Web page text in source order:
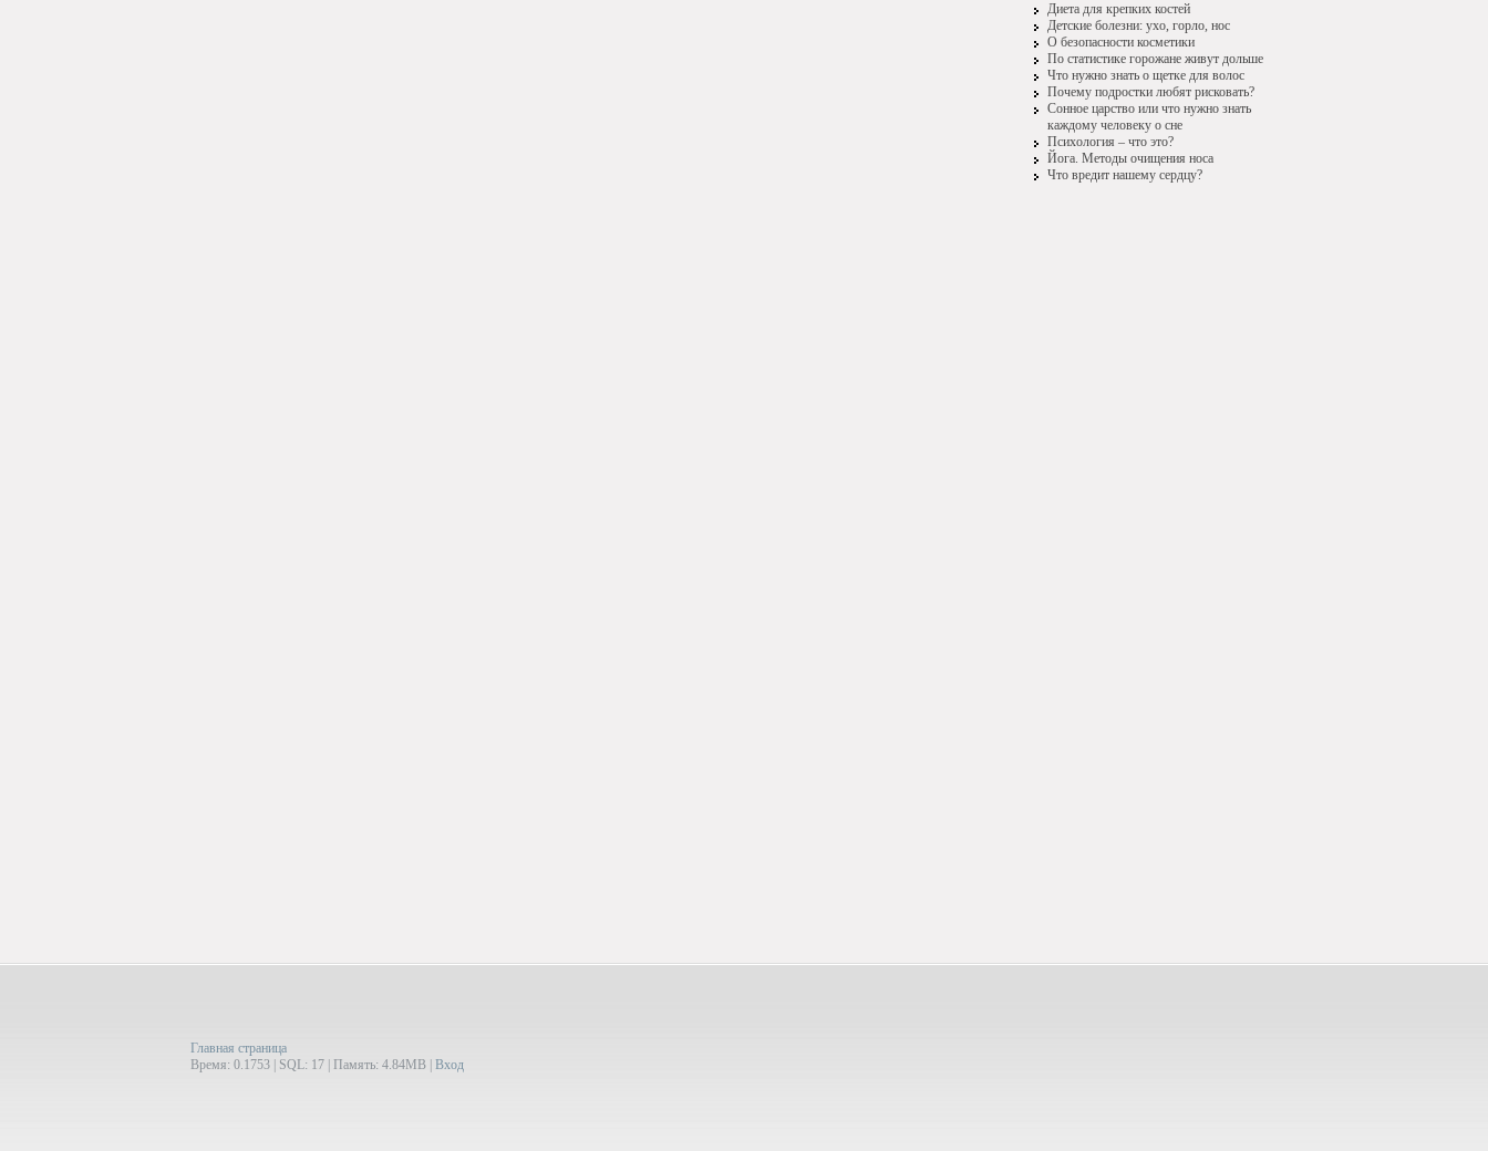
Диета для крепких костей
Детские болезни: ухо, горло, нос
О безопасности косметики
По статистике горожане живут дольше
Что нужно знать о щетке для волос
Почему подростки любят рисковать?
Сонное царство или что нужно знать
каждому человеку о сне
Психология – что это?
Йога. Методы очищения носа
Что вредит нашему сердцу?
Главная страница
Время: 0.1753 | SQL: 17 | Память: 4.84MB Вход